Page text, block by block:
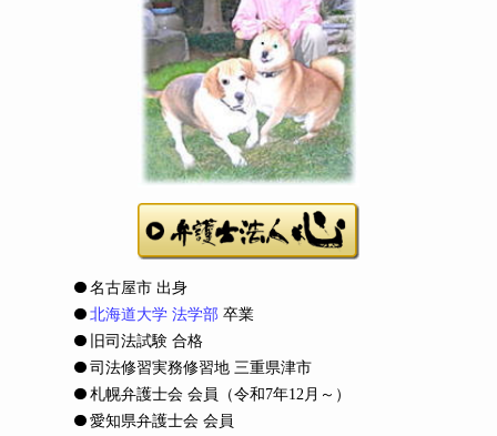
名古屋市 出身
北海道大学 法学部 卒業
旧司法試験 合格
司法修習実務修習地 三重県津市
札幌弁護士会 会員
（令和7年12月～）
愛知県弁護士会 会員